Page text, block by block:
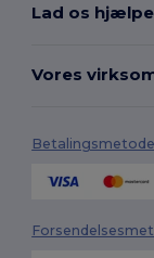
Lad os hjælpe
Vores